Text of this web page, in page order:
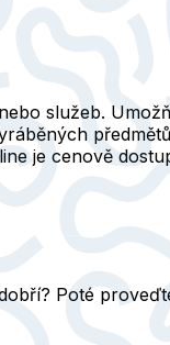
služeb.
je cenově
Poté